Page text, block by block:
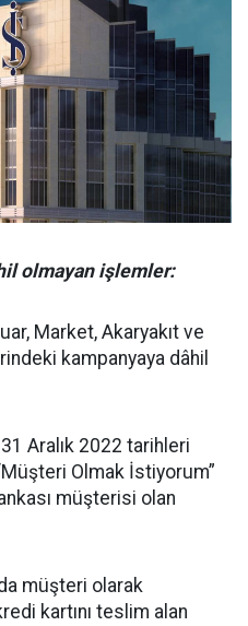
olmayan işlemler:
Market, Akaryakıt ve
kampanyaya dâhil
Aralık 2022 tarihleri
Olmak İstiyorum”
müşterisi olan
müşteri olarak
kartını teslim alan